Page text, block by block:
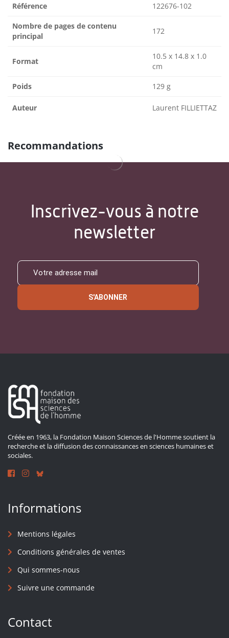
Référence 122676-102
Nombre de pages de contenu
principal
172
Format
10.5 x 14.8 x 1.0
cm
Poids 129 g
Auteur Laurent FILLIETTAZ
Recommandations
Inscrivez-vous à notre
newsletter
S'ABONNER
Créée en 1963, la Fondation Maison Sciences de l'Homme soutient la
recherche et la diffusion des connaissances en sciences humaines et
sociales.
Informations
Mentions légales
Conditions générales de ventes
Qui sommes-nous
Suivre une commande
Contact